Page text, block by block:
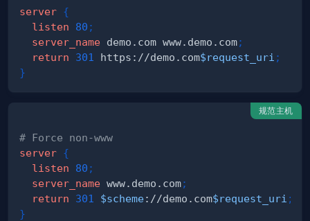
server {
listen
80 ;
server_name demo.com www.demo.com;
return
301 https://demo.com$request_uri ;
}
规范主机
# Force non-www
server {
listen
80 ;
server_name www.demo.com;
return
301 $scheme://demo.com$request_uri ;
}